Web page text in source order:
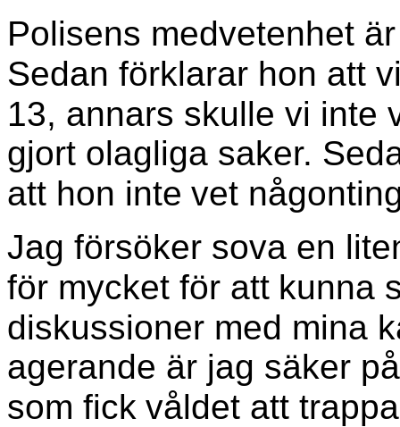
Polisens medvetenhet
Sedan förklarar hon att
13, annars skulle vi inte
gjort olagliga saker.
att hon inte vet
Jag försöker sova en
för mycket för att kunna
diskussioner med mina
agerande är jag säker
som fick våldet att